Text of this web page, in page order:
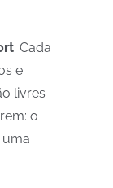
. Cada
e
livres
o